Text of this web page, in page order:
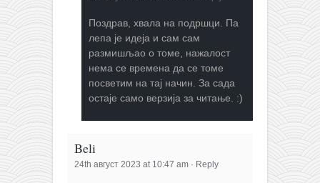
Поздрав, хвала на подршци. Па
лепа је идеја и сам сам
размишљао о томе, нажалост
нема се времена да се томе
посветим на тај начин. За сада
остаје само верзија за читање. :)
Beli
24th август 2023 at 10:47 am · Reply